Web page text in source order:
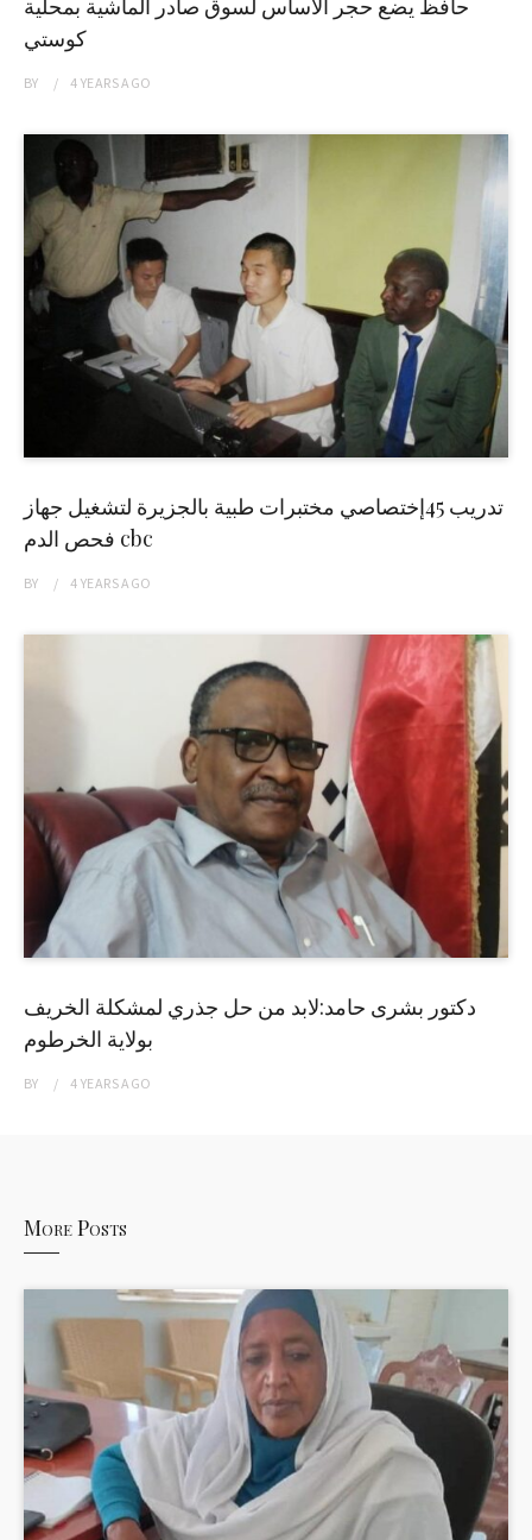
كوستي
BY 4 YEARSAGO
تدريب 45إختصاصي مختبرات طبية بالجزيرة لتشغيل جهاز
فحص الدم cbc
BY 4 YEARSAGO
دكتور بشرى حامد:لابد من حل جذري لمشكلة الخريف
بولاية الخرطوم
BY 4 YEARSAGO
More Posts